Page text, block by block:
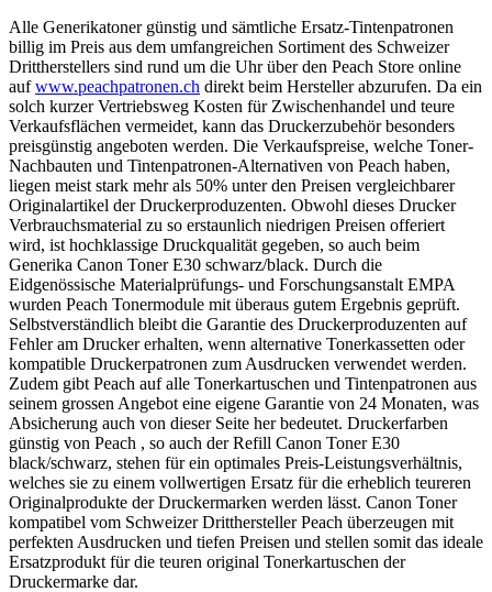
Alle Generikatoner günstig und sämtliche Ersatz-Tintenpatronen
billig im Preis aus dem umfangreichen Sortiment des Schweizer
Drittherstellers sind rund um die Uhr über den Peach Store online
aufwww.peachpatronen.ch direkt beim Hersteller abzurufen. Da ein
solch kurzer Vertriebsweg Kosten für Zwischenhandel und teure
Verkaufsflächen vermeidet, kann das Druckerzubehör besonders
preisgünstig angeboten werden. Die Verkaufspreise, welche Toner-
Nachbauten und Tintenpatronen-Alternativen von Peach haben,
liegen meist stark mehr als 50% unter den Preisen vergleichbarer
Originalartikel der Druckerproduzenten. Obwohl dieses Drucker
Verbrauchsmaterial zu so erstaunlich niedrigen Preisen offeriert
wird, ist hochklassige Druckqualität gegeben, so auch beim
Generika Canon Toner E30 schwarz/black. Durch die
Eidgenössische Materialprüfungs- und Forschungsanstalt EMPA
wurden Peach Tonermodule mit überaus gutem Ergebnis geprüft.
Selbstverständlich bleibt die Garantie des Druckerproduzenten auf
Fehler am Drucker erhalten, wenn alternative Tonerkassetten oder
kompatible Druckerpatronen zum Ausdrucken verwendet werden.
Zudem gibt Peach auf alle Tonerkartuschen und Tintenpatronen aus
seinem grossen Angebot eine eigene Garantie von 24 Monaten, was
Absicherung auch von dieser Seite her bedeutet. Druckerfarben
günstig von Peach , so auch der Refill Canon Toner E30
black/schwarz, stehen für ein optimales Preis-Leistungsverhältnis,
welches sie zu einem vollwertigen Ersatz für die erheblich teureren
Originalprodukte der Druckermarken werden lässt. Canon Toner
kompatibel vom Schweizer Dritthersteller Peach überzeugen mit
perfekten Ausdrucken und tiefen Preisen und stellen somit das ideale
Ersatzprodukt für die teuren original Tonerkartuschen der
Druckermarke dar.